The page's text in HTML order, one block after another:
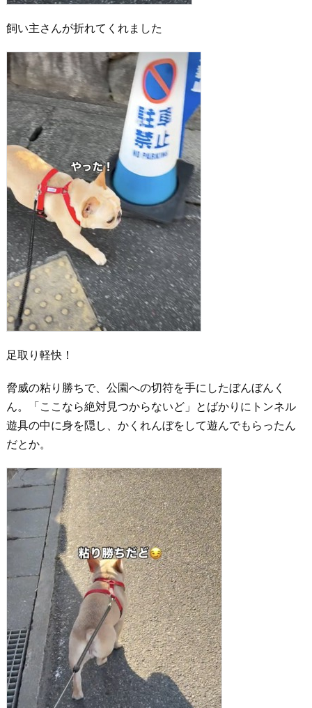
飼い主さんが折れてくれました
足取り軽快！
脅威の粘り勝ちで、公園への切符を手にしたぼんぼんく
ん。「ここなら絶対見つからないど」とばかりにトンネル
遊具の中に身を隠し、かくれんぼをして遊んでもらったん
だとか。